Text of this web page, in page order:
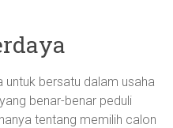
untuk bersatu dalam usaha
benar-benar peduli
tentang memilih calon